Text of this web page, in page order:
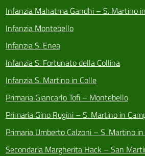
Infanzia Mahatma Gandhi – S. Martino
Infanzia Montebello
Infanzia S. Enea
Infanzia S. Fortunato della Collina
Infanzia S. Martino in Colle
Primaria Giancarlo Tofi – Montebello
Primaria Gino Rugini – S. Martino in
Primaria Umberto Calzoni – S. Martino
Secondaria Margherita Hack – San